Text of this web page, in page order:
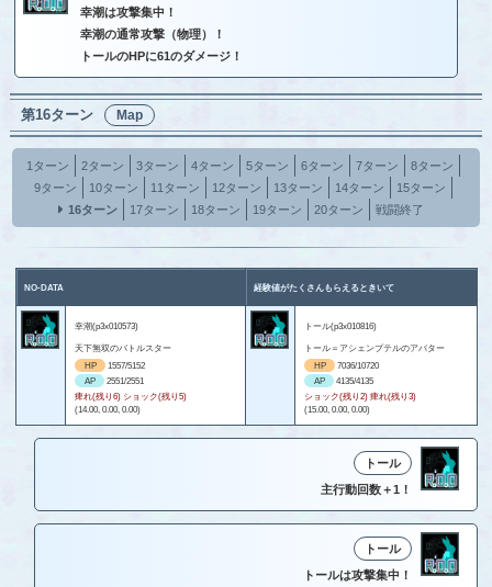
幸潮は攻撃集中！
幸潮の通常攻撃（物理）！
トールのHPに61のダメージ！
第16ターン Map
1ターン 2ターン 3ターン 4ターン 5ターン 6ターン 7ターン
8ターン
9ターン
10ターン 11ターン 12ターン 13ターン 14ターン
15ターン
16ターン
17ターン 18ターン 19ターン 20ターン 戦闘終了
NO-DATA 経験値がたくさんもらえるときいて
幸潮(p3x010573)
天下無双のバトルスター
HP
1557/5152
AP
2551/2551
痺れ(残り6) ショック(残り5)
(14.00, 0.00, 0.00)
トール(p3x010816)
トール＝アシェンプテルのアバター
HP
7036/10720
AP
4135/4135
ショック(残り2) 痺れ(残り3)
(15.00, 0.00, 0.00)
トール
主行動回数＋1！
トール
トールは攻撃集中！